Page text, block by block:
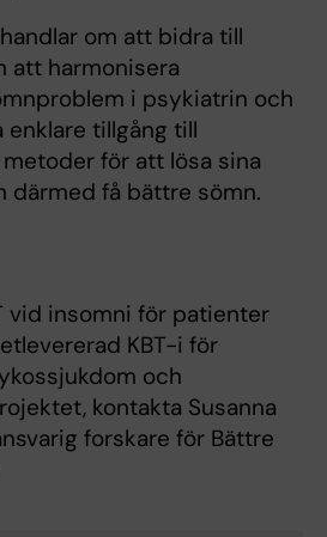
om att bidra till
att harmonisera
i psykiatrin och
tillgång till
för att lösa sina
därmed få bättre sömn.
vid insomni för patienter
KBT-i för
och
kontakta Susanna
forskare för Bättre